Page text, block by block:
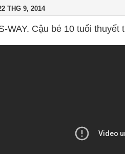
THG 9, 2014
WAY. Cậu bé 10 tuổi thuyết